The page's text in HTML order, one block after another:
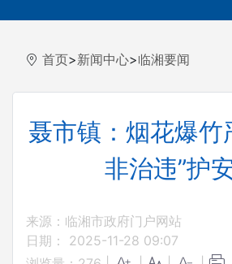
首页>新闻中心>临湘要闻
聂市镇：烟花爆竹
非治违”护
来源：临湘市政府门户网站
日期： 2025-11-28 09:07